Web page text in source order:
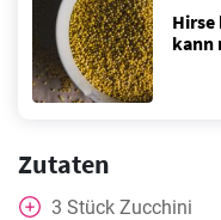
Hirse
kann
Zutaten
3 Stück Zucchini